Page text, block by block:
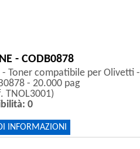
- CODB0878
- Toner compatibile per Olivetti -
- 20.000 pag
TNOL3001)
0
INFORMAZIONI